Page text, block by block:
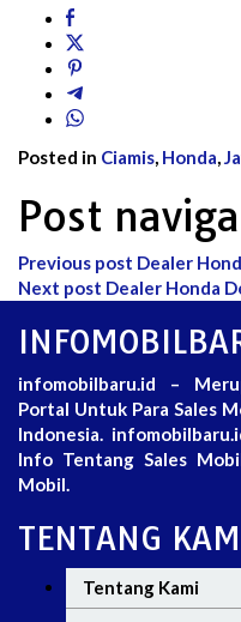
Posted in Ciamis, Honda,
Post
Previous post Dealer
Next post Dealer Honda
infomobilbaru.id –
Portal Untuk Para Sales
Indonesia.
Info Tentang Sales
Mobil.
TENTANG
Tentang Kami